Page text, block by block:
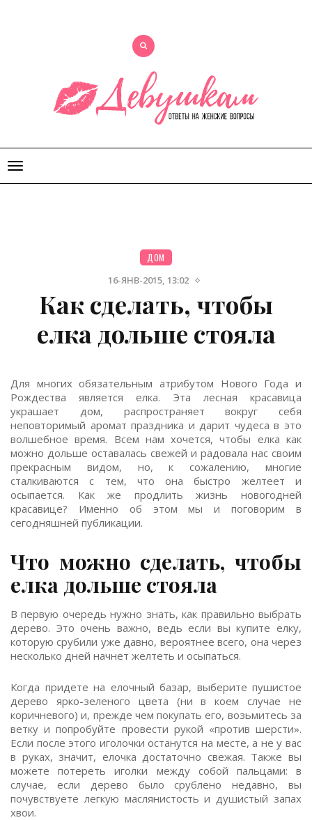
Открыть
меню
ДОМ
16-ЯНВ-2015, 13:02
Как сделать, чтобы
елка дольше стояла
Для многих обязательным атрибутом Нового Года и
Рождества является елка. Эта лесная красавица
украшает дом, распространяет вокруг себя
неповторимый аромат праздника и дарит чудеса в это
волшебное время. Всем нам хочется, чтобы елка как
можно дольше оставалась свежей и радовала нас своим
прекрасным видом, но, к сожалению, многие
сталкиваются с тем, что она быстро желтеет и
осыпается. Как же продлить жизнь новогодней
красавице? Именно об этом мы и поговорим в
сегодняшней публикации.
Что можно сделать, чтобы
елка дольше стояла
В первую очередь нужно знать, как правильно выбрать
дерево. Это очень важно, ведь если вы купите елку,
которую срубили уже давно, вероятнее всего, она через
несколько дней начнет желтеть и осыпаться.
Когда придете на елочный базар, выберите пушистое
дерево ярко-зеленого цвета (ни в коем случае не
коричневого) и, прежде чем покупать его, возьмитесь за
ветку и попробуйте провести рукой «против шерсти».
Если после этого иголочки останутся на месте, а не у вас
в руках, значит, елочка достаточно свежая. Также вы
можете потереть иголки между собой пальцами: в
случае, если дерево было срублено недавно, вы
почувствуете легкую маслянистость и душистый запах
хвои.